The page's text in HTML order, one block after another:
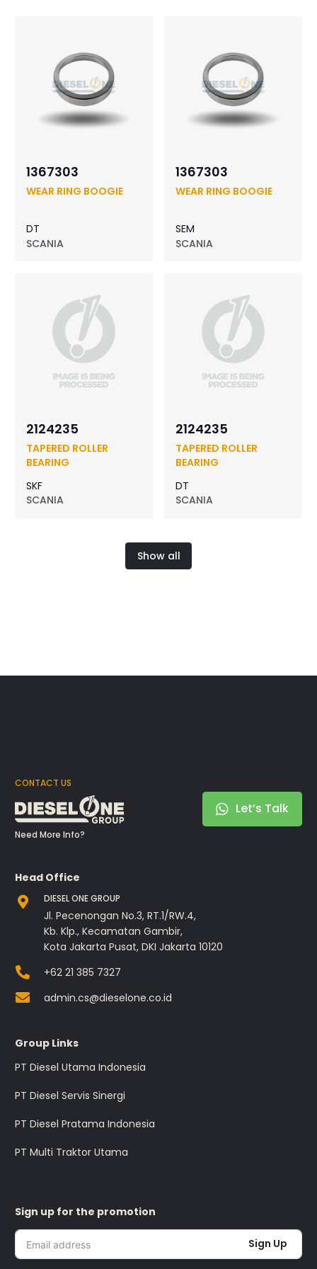
1367303
WEAR RING BOOGIE
DT
SCANIA
1367303
WEAR RING BOOGIE
SEM
SCANIA
2124235
TAPERED ROLLER
BEARING
SKF
SCANIA
2124235
TAPERED ROLLER
BEARING
DT
SCANIA
Show all
CONTACT US
Need More Info?
Let’s Talk
Head Office
DIESEL ONE GROUP
Jl. Pecenongan No.3, RT.1/RW.4,
Kb. Klp., Kecamatan Gambir,
Kota Jakarta Pusat, DKI Jakarta 10120
+62 21 385 7327
admin.cs@dieselone.co.id
Group Links
PT Diesel Utama Indonesia
PT Diesel Servis Sinergi
PT Diesel Pratama Indonesia
PT Multi Traktor Utama
Sign up for the promotion
Sign Up